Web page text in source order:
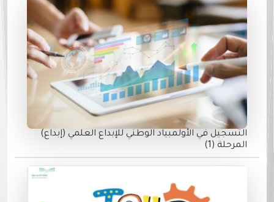
التسجيل في الأولمبياد الوطني للإبداع العلمي (إبداع)
المرحلة (1)